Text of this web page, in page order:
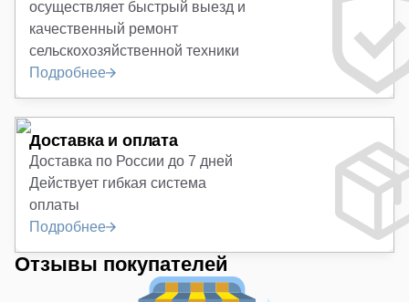
осуществляет быстрый выезд и
качественный ремонт
сельскохозяйственной техники
Подробнее
Доставка и оплата
Доставка по России до 7 дней
Действует гибкая система
оплаты
Подробнее
Отзывы покупателей